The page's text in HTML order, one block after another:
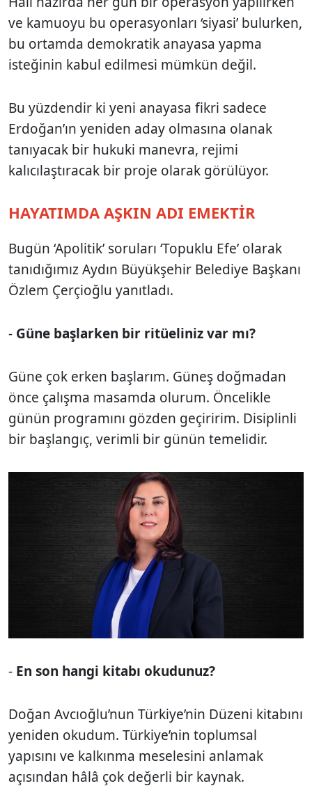
ve kamuoyu bu operasyonları ‘siyasi’ bulurken,
bu ortamda demokratik anayasa yapma
isteğinin kabul edilmesi mümkün değil.
Bu yüzdendir ki yeni anayasa fikri sadece
Erdoğan’ın yeniden aday olmasına olanak
tanıyacak bir hukuki manevra, rejimi
kalıcılaştıracak bir proje olarak görülüyor.
HAYATIMDA AŞKIN ADI EMEKTİR
Bugün ‘Apolitik’ soruları ‘Topuklu Efe’ olarak
tanıdığımız Aydın Büyükşehir Belediye Başkanı
Özlem Çerçioğlu yanıtladı.
- Güne başlarken bir ritüeliniz var mı?
Güne çok erken başlarım. Güneş doğmadan
önce çalışma masamda olurum. Öncelikle
günün programını gözden geçiririm. Disiplinli
bir başlangıç, verimli bir günün temelidir.
- En son hangi kitabı okudunuz?
Doğan Avcıoğlu’nun Türkiye’nin Düzeni kitabını
yeniden okudum. Türkiye’nin toplumsal
yapısını ve kalkınma meselesini anlamak
açısından hâlâ çok değerli bir kaynak.